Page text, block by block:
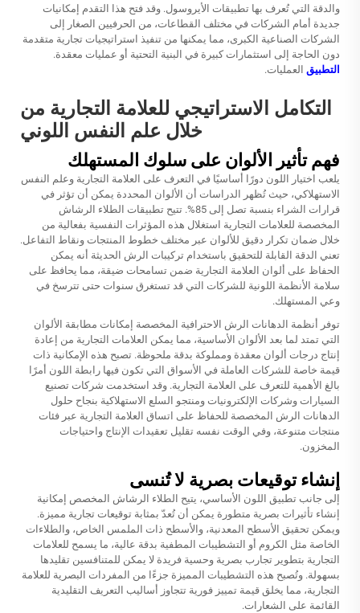
والدقة التي تُعرف بها تطبيقات الأيروسول. وقد فتح هذا التقدم إمكانيات
جديدة أمام الشركات في مختلف القطاعات، من الحرفيين الصغار إلى
الشركات الصناعية الكبرى، مما يمكنها من تنفيذ استراتيجيات تجارية متقدمة
دون الحاجة إلى استثمارات كبيرة في البنية التحتية أو عمليات معقدة.
التطبيق العمليات.
التكامل الاستراتيجي للعلامة التجارية من
خلال علم النفس اللوني
فهم تأثير الألوان على سلوك المستهلك
يلعب اختيار اللون دورًا أساسيًا في التعرف على العلامة التجارية وعلم النفس
الاستهلاكي، حيث تُظهر الدراسات أن الألوان المحددة يمكن أن تؤثر في
قرارات الشراء بنسبة تصل إلى 85%. تتيح تطبيقات الطلاء الرشاش
المخصصة للعلامات التجارية استغلال هذه المؤثرات النفسية بفعالية من
خلال ضمان تكرار دقيق للألوان عبر مختلف خطوط المنتجات ونقاط التفاعل.
تعني الدقة القابلة للتحقيق باستخدام تركيبات الرش الحديثة أنه يمكن
الحفاظ على ألوان العلامة التجارية ضمن تسامحات ضيقة، مما يحافظ على
سلامة الأنظمة اللونية للشركات التي قد تستغرق سنوات حتى تترسخ في
وعي المستهلك.
توفر أنظمة الدهانات الرش الاحترافية المخصصة إمكانات مطابقة الألوان
التي تمتد لما بعد الألوان الأساسية، مما يمكن العلامات التجارية من إعادة
إنتاج درجات ألوان معقدة ومملوكة بدقة ملحوظة. تصبح هذه الإمكانية ذات
قيمة خاصة للشركات العاملة في الأسواق التي تكون فيها رابطة اللون أمرًا
بالغ الأهمية للتعرف على العلامة التجارية. وقد استخدمت شركات تصنيع
السيارات وشركات الإلكترونيات ومنتجو السلع الاستهلاكية بنجاح حلول
الدهانات الرش المخصصة للحفاظ على اتساق العلامة التجارية عبر فئات
منتجات متنوعة، وفي الوقت نفسه تقليل تعقيدات الإنتاج واحتياجات
المخزون.
إنشاء توقيعات بصرية لا تُنسى
إلى جانب تطبيق اللون الأساسي، يتيح الطلاء الرشاش المخصص إمكانية
إنشاء تأثيرات بصرية متطورة يمكن أن تُعدّ بمثابة توقيعات تجارية مميزة.
ويمكن تحقيق الأسطح المعدنية، والأسطح ذات الملمس الخاص، والطلاءات
الخاصة مثل الكروم أو التشطيبات المطفية بدقة عالية، ما يسمح للعلامات
التجارية بتطوير تجارب بصرية وحسية فريدة لا يمكن للمتنافسين تقليدها
بسهولة. وتُصبح هذه التشطيبات المميزة جزءًا من المفردات البصرية للعلامة
التجارية، مما يخلق قيمة تمييز فورية تتجاوز أساليب التعريف التقليدية
القائمة على الشعارات.